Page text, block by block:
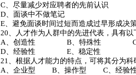
C、尽量减少对应聘者的先前认识
D、面谈中不做笔记
E、避免面谈时间过短而造成过早形成决
20、人才作为人群中的先进代表，具有
A、创造性 B、特殊性 C、
D、经验性 E、稳定性
21、根据人才能力的特点，可将其分为
A、企业型 B、操作型 C、经